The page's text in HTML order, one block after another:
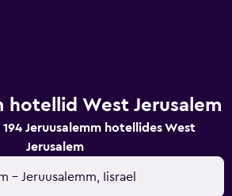
hotellid West Jerusalem
Jeruusalemm hotellides West
Jerusalem
- Jeruusalemm, Iisrael